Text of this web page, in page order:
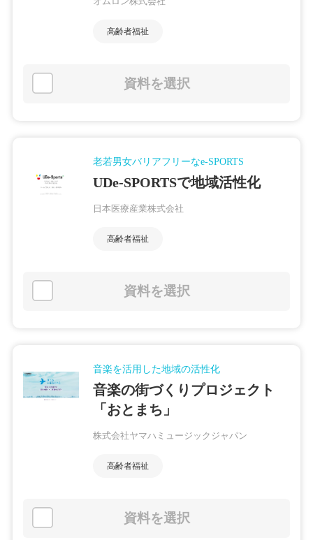
高齢者福祉
資料を選択
老若男女バリアフリーなe-SPORTS
UDe-SPORTSで地域活性化
日本医療産業株式会社
高齢者福祉
資料を選択
音楽を活用した地域の活性化
音楽の街づくりプロジェクト
「おとまち」
株式会社ヤマハミュージックジャパン
高齢者福祉
資料を選択